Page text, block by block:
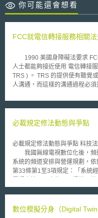
你可能還會想看
FCC就電信轉接服務相關
1990 美國身障礙法要求
人士都能夠接近使用 電信轉接
TRS ) 。 TRS 的提供使有聽覺
人溝通，而這樣的溝通過程必
各種不同輔助通訊裝置 ( 例如
語音通訊， TRS 相關規定要求
Serices) 時，卻引發相關疑義
Language ，美國手語 ) 時，
不能夠正確地了解發話端的意
移轉給另外一個 CA 處理。於
(Order) 中表示，考量通訊本身
必載規定修法動態與爭點
必載規定修法動態與爭點 科技法律研究所 2012年4月9日 壹、修法動態
我國無線電視數位化後，頻
系統的頻道安排與營運規劃，
第33條第1至3項規定：「系統
主管機關許可者，不在此限。
應同時轉播民營無線電視事業所
數位模擬分身（Digital Twin